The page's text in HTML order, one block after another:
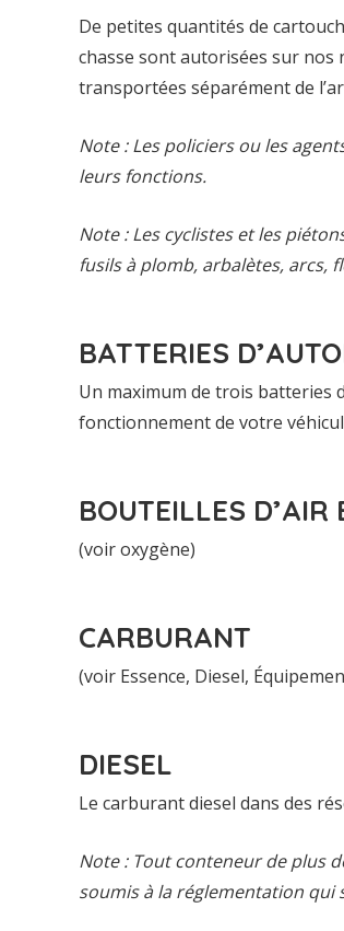
De petites quantités de
chasse sont autorisées sur nos
transportées séparément de
Note : Les policiers ou les
leurs fonctions.
Note : Les cyclistes et les
fusils à plomb, arbalètes, arcs,
BATTERIES
Un maximum de trois batteries
fonctionnement de votre
BOUTEILLES D’AIR
(voir oxygène)
CARBURANT
(voir Essence, Diesel,
DIESEL
Le carburant diesel dans des
Note : Tout conteneur de plus
soumis à la réglementation qui